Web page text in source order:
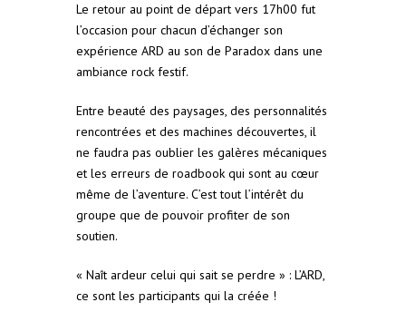
Le retour au point de départ vers 17h00 fut
l’occasion pour chacun d’échanger son
expérience ARD au son de Paradox dans une
ambiance rock festif.
Entre beauté des paysages, des personnalités
rencontrées et des machines découvertes, il
ne faudra pas oublier les galères mécaniques
et les erreurs de roadbook qui sont au cœur
même de l’aventure. C’est tout l’intérêt du
groupe que de pouvoir profiter de son
soutien.
« Naît ardeur celui qui sait se perdre » : L’ARD,
ce sont les participants qui la créée !